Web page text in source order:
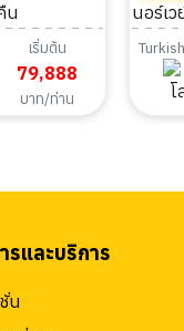
น
เริ่มต้น
79,888
บาท/ท่าน
นอร์เ
รถไฟ
6คืน
รและบริการ
น